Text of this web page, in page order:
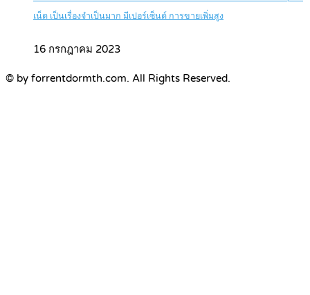
เน็ต เป็นเรื่องจำเป็นมาก มีเปอร์เซ็นต์ การขายเพิ่มสูง
16 กรกฎาคม 2023
© by forrentdormth.com. All Rights Reserved.